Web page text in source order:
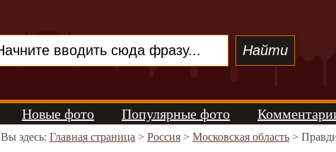
Новые фото Популярные фото
Вы здесь: Главная страница > Россия > Московская область >